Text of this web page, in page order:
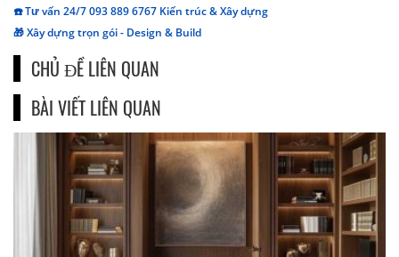
☎️ Tư vấn 24/7 093 889 6767 Kiến trúc & Xây dựng
🎁 Xây dựng trọn gói - Design & Build
CHỦ ĐỀ LIÊN QUAN
BÀI VIẾT LIÊN QUAN